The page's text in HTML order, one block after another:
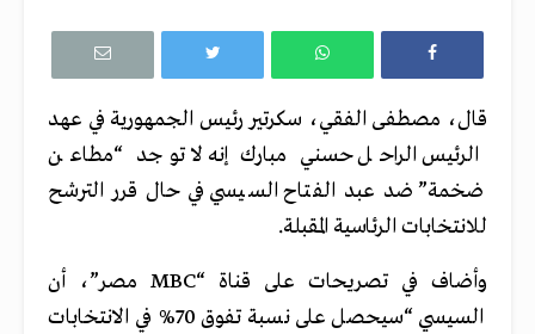
قال، مصطفى الفقي، سكرتير رئيس الجمهورية في عهد
الرئيس الراحل حسني مبارك إنه لا توجد “مطاعن
ضخمة” ضد عبد الفتاح السيسي في حال قرر الترشح
للانتخابات الرئاسية المقبلة.
وأضاف في تصريحات على قناة “MBC مصر”، أن
السيسي “سيحصل على نسبة تفوق 70% في الانتخابات